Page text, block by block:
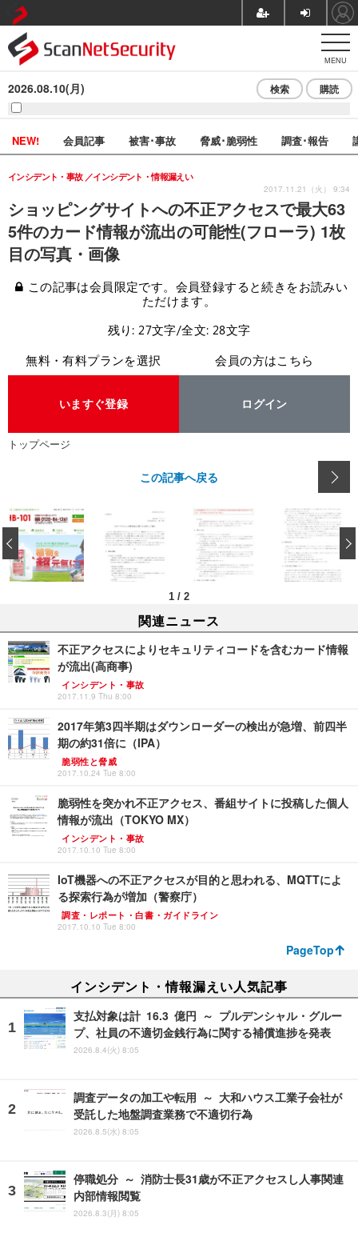
MENU
2026.08.10(月) 検索 購読
NEW! 会員記事 被害･事故 脅威･脆弱性 調査･報告
ショッピングサイトへの不正アクセスで最大63
5件のカード情報が流出の可能性(フローラ) 1枚
目の写真・画像
インシデント・事故 インシデント・情報漏えい
2017.11.21（火） 9:34
この記事は会員限定です。会員登録すると続きをお読みい
ただけます。
残り: 27文字/全文: 28文字
無料・有料プランを選択
いますぐ登録
会員の方はこちら
ログイン
トップページ
この記事へ戻る
1 / 2
‹
関連ニュース
不正アクセスによりセキュリティコードを含むカード情報
が流出(高商事)
インシデント・事故
2017.11.9 Thu 8:00
2017年第3四半期はダウンローダーの検出が急増、前四半
期の約31倍に（IPA）
脆弱性と脅威
2017.10.24 Tue 8:00
脆弱性を突かれ不正アクセス、番組サイトに投稿した個人
情報が流出（TOKYO MX）
インシデント・事故
2017.10.10 Tue 8:00
IoT機器への不正アクセスが目的と思われる、MQTTによ
る探索行為が増加（警察庁）
調査・レポート・白書・ガイドライン
2017.10.10 Tue 8:00
PageTop
インシデント・情報漏えい人気記事
支払対象は計 16.3 億円 ～ プルデンシャル・グルー
プ、社員の不適切金銭行為に関する補償進捗を発表
2026.8.4(火) 8:05
調査データの加工や転用 ～ 大和ハウス工業子会社が
受託した地盤調査業務で不適切行為
2026.8.5(水) 8:05
停職処分 ～ 消防士長31歳が不正アクセスし人事関連
内部情報閲覧
2026.8.3(月) 8:05